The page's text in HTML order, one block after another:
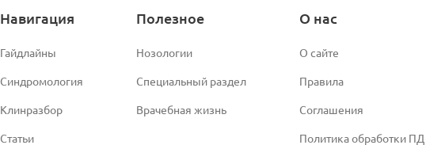
Навигация
Гайдлайны
Синдромология
Клинразбор
Статьи
Полезное
Нозологии
Специальный раздел
Врачебная жизнь
О нас
О сайте
Правила
Соглашения
Политика обработки ПД